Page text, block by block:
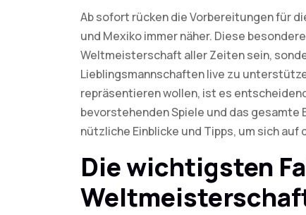
Ab sofort rücken die Vorbereitungen für
und Mexiko immer näher. Diese
Weltmeisterschaft aller Zeiten sein,
Lieblingsmannschaften live zu
repräsentieren wollen, ist es
bevorstehenden Spiele und das
nützliche Einblicke und Tipps, um sich
Die wichtigsten